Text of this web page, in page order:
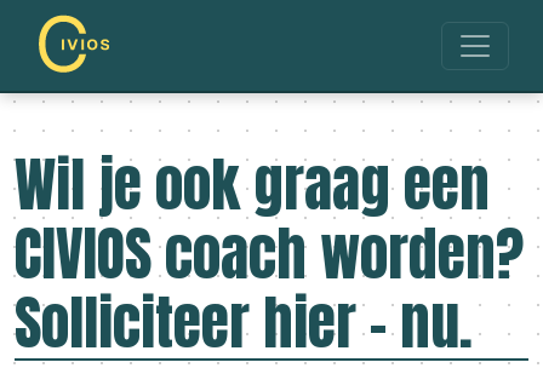
Wil je ook graag een
CIVIOS coach worden?
Solliciteer hier - nu.